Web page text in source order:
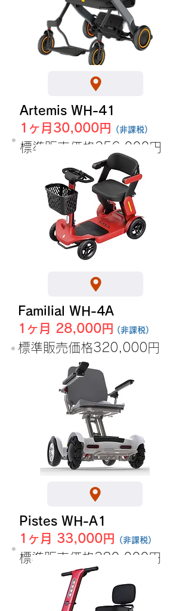
Artemis WH-41
1ヶ月30,000円
(非課税)
​標準販売価格356,000円
Familial WH-4A
1ヶ月 28,000円
(非課税)
​標準販売価格320,000円
Pistes WH-A1
1ヶ月 33,000円
(非課税)
​標準販売価格380,000円